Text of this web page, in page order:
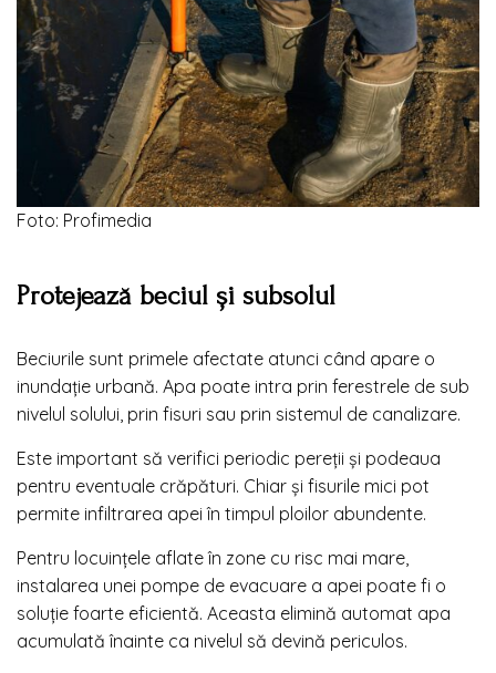
Foto: Profimedia
Protejează beciul și subsolul
Beciurile sunt primele afectate atunci când apare o
inundație urbană. Apa poate intra prin ferestrele de sub
nivelul solului, prin fisuri sau prin sistemul de canalizare.
Este important să verifici periodic pereții și podeaua
pentru eventuale crăpături. Chiar și fisurile mici pot
permite infiltrarea apei în timpul ploilor abundente.
Pentru locuințele aflate în zone cu risc mai mare,
instalarea unei pompe de evacuare a apei poate fi o
soluție foarte eficientă. Aceasta elimină automat apa
acumulată înainte ca nivelul să devină periculos.